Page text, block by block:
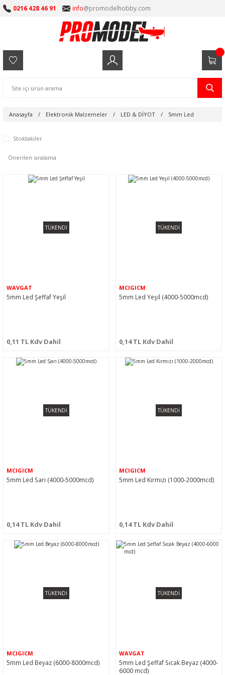
0216 428 46 91 info@promodelhobby.com
Anasayfa Elektronik Malzemeler LED & DİYOT 5mm Led
Stoktakiler
TÜKENDİ
WAVGAT
5mm Led Şeffaf Yeşil
0,11 TL Kdv Dahil
TÜKENDİ
MCIGICM
5mm Led Yeşil (4000-5000mcd)
0,14 TL Kdv Dahil
TÜKENDİ
MCIGICM
5mm Led Sarı (4000-5000mcd)
0,14 TL Kdv Dahil
TÜKENDİ
MCIGICM
5mm Led Kırmızı (1000-2000mcd)
0,14 TL Kdv Dahil
TÜKENDİ
MCIGICM
5mm Led Beyaz (6000-8000mcd)
TÜKENDİ
WAVGAT
5mm Led Şeffaf Sıcak Beyaz (4000-
6000 mcd)